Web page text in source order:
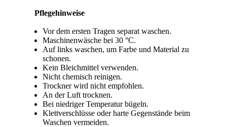
Pflegehinweise
Vor dem ersten Tragen separat waschen.
Maschinenwäsche bei 30 °C.
Auf links waschen, um Farbe und Material zu
schonen.
Kein Bleichmittel verwenden.
Nicht chemisch reinigen.
Trockner wird nicht empfohlen.
An der Luft trocknen.
Bei niedriger Temperatur bügeln.
Klettverschlüsse oder harte Gegenstände beim
Waschen vermeiden.